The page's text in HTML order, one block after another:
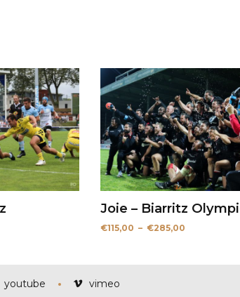
Joie – Biarritz
€115,00 – €285,00Plage
youtube vimeo